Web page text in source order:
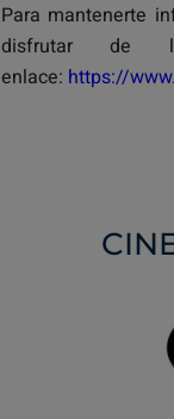
Para mantenerte
disfrutar de
enlace: https://